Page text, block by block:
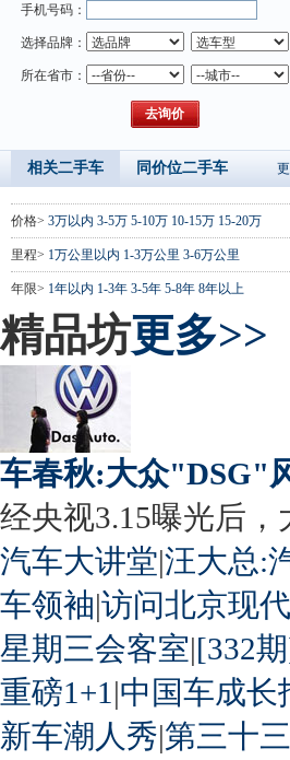
手机号码：
选择品牌：
所在省市：
相关二手车 同价位二手车
价格> 3万以内 3-5万 5-10万 10-15万 15-20万
里程> 1万公里以内 1-3万公里 3-6万公里
年限> 1年以内 1-3年 3-5年 5-8年 8年以上
精品坊更多>>
车春秋:大众"DSG"
经央视3.15曝光后
汽车大讲堂|汪大总:
车领袖|访问北京现
星期三会客室|[332
重磅1+1 |中国车成长
新车潮人秀|第三十